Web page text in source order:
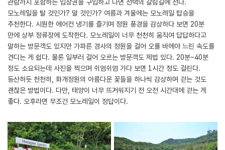
관람까지 포함하는 입장권을 구입하고 나면 선택의 갈림길에 선다.
모노레일을 탈 것인가? 말 것인가? 여름과 겨울에는 모노레일 탑승을
추천한다. 시원한 에어컨 냉기를 즐기며 정원 풍경을 감상하다 보면 20분
만에 상부 정류장에 도착한다. 모노레일이 너무 천천히 움직여 답답하다고
말하는 방문객도 있지만 가파른 경사의 정원을 걸어 오를 바에야 느린 속도를
견디는 게 쉽다. 물론 일부러 걸어 오르는 방문객도 제법 있다. 20분~40분
정도 소요되는데 사진을 찍으며 쉬엄쉬엄 가다 보면 1시간 정도 걸린다.
등산하듯 천천히, 화개정원의 아름다운 꽃들을 하나씩 감상하며 걷는 것도
괜찮은 방법이다. 다만, 태양이 너무 뜨거워지기 전 오전 시간대에 걷는 게
좋다. 오후라면 무조건 모노레일이 정답이다.